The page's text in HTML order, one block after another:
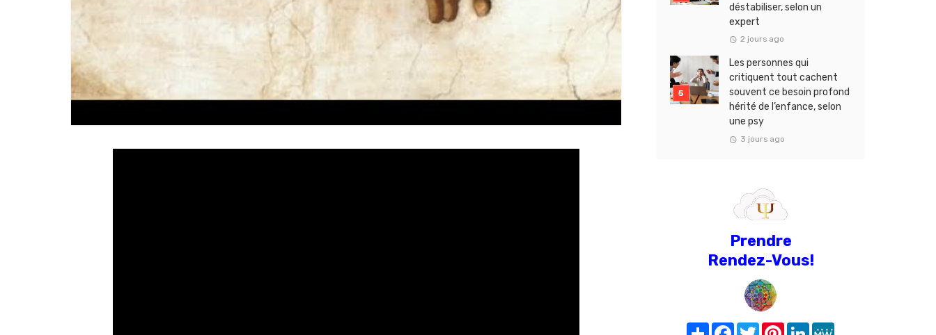
déstabiliser, selon un
expert
2 jours ago
Les personnes qui
critiquent tout cachent
souvent ce besoin profond
hérité de l’enfance, selon
une psy
3 jours ago
Prendre
Rendez-Vous!
Share FacebookTwitterPinterest
LinkedIn